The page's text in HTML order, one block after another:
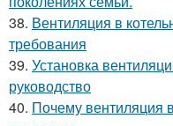
38. Вентиляция в
требования
39. Установка
руководство
40. Почему вентиляция